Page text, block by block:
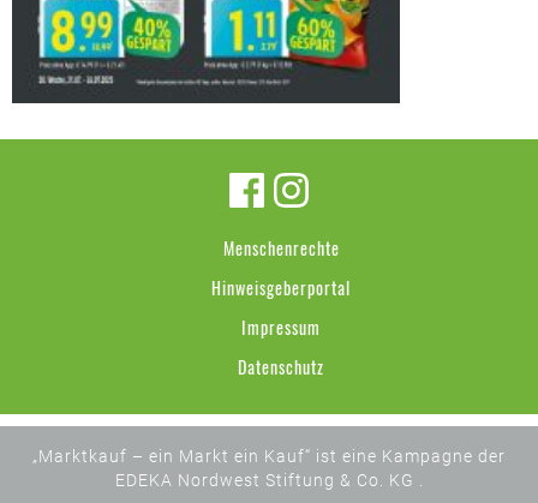
Menschenrechte
Hinweisgeberportal
Impressum
Datenschutz
„Marktkauf – ein Markt ein Kauf“ ist eine Kampagne der
EDEKA Nordwest Stiftung & Co. KG .